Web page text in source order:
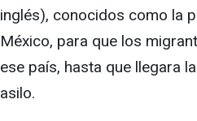
inglés), conocidos como la
México, para que los
ese país, hasta que llegara
asilo.